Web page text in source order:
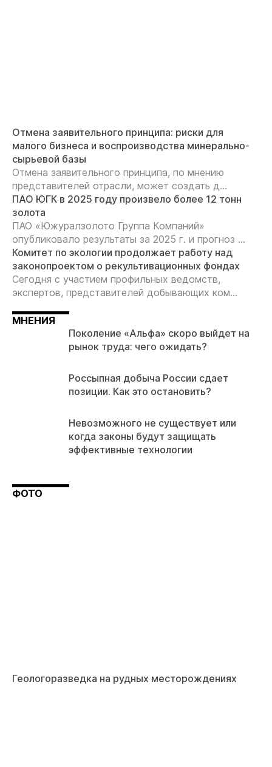
Отмена заявительного принципа: риски для
малого бизнеса и воспроизводства минерально-
сырьевой базы
Отмена заявительного принципа, по мнению
представителей отрасли, может создать д...
ПАО ЮГК в 2025 году произвело более 12 тонн
золота
ПАО «Южуралзолото Группа Компаний»
опубликовало результаты за 2025 г. и прогноз ...
Комитет по экологии продолжает работу над
законопроектом о рекультивационных фондах
Сегодня с участием профильных ведомств,
экспертов, представителей добывающих ком...
МНЕНИЯ
Поколение «Альфа» скоро выйдет на
рынок труда: чего ожидать?
Россыпная добыча России сдает
позиции. Как это остановить?
Невозможного не существует или
когда законы будут защищать
эффективные технологии
ФОТО
Геологоразведка на рудных месторождениях